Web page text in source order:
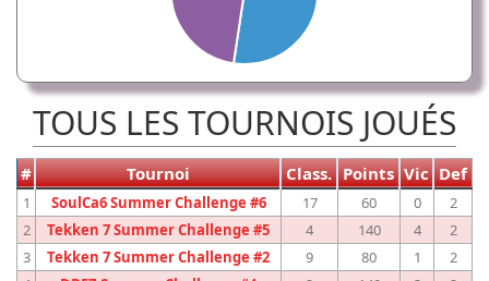
TOUS LES TOURNOIS JOUÉS
# Tournoi Class. Points Vic Def
1 SoulCa6 Summer Challenge #6 17 60 0
2
2
Tekken 7 Summer Challenge #5 4 140 4
2
3
Tekken 7 Summer Challenge #2 9 80 1
2